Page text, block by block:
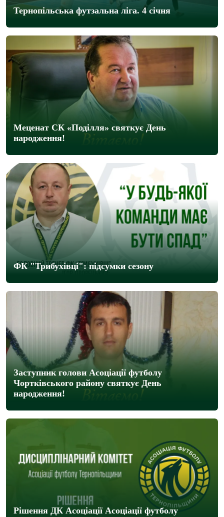
Тернопільська футзальна ліга. 4 січня
Меценат СК «Поділля» святкує День
народження!
ФК "Трибухівці": підсумки сезону
Заступник голови Асоціації футболу
Чортківського району святкує День
народження!
Рішення ДК Асоціації Асоціації футболу